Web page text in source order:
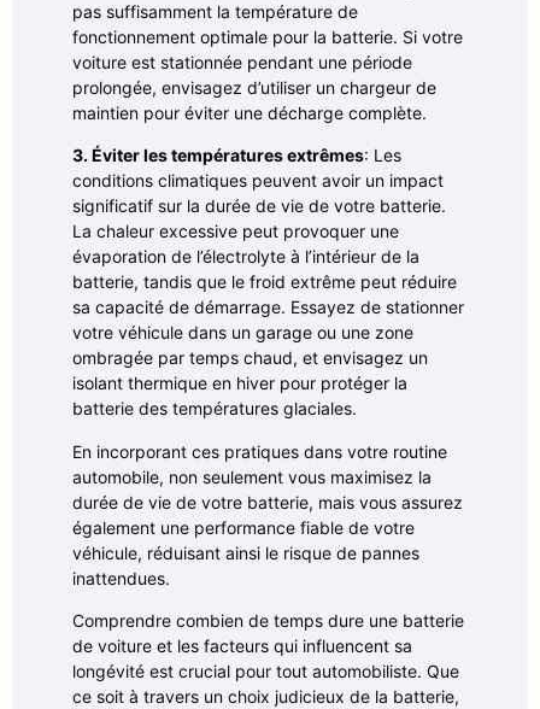
pas suffisamment la température de
fonctionnement optimale pour la batterie. Si votre
voiture est stationnée pendant une période
prolongée, envisagez d’utiliser un chargeur de
maintien pour éviter une décharge complète.
3. Éviter les températures extrêmes: Les
conditions climatiques peuvent avoir un impact
significatif sur la durée de vie de votre batterie.
La chaleur excessive peut provoquer une
évaporation de l’électrolyte à l’intérieur de la
batterie, tandis que le froid extrême peut réduire
sa capacité de démarrage. Essayez de stationner
votre véhicule dans un garage ou une zone
ombragée par temps chaud, et envisagez un
isolant thermique en hiver pour protéger la
batterie des températures glaciales.
En incorporant ces pratiques dans votre routine
automobile, non seulement vous maximisez la
durée de vie de votre batterie, mais vous assurez
également une performance fiable de votre
véhicule, réduisant ainsi le risque de pannes
inattendues.
Comprendre combien de temps dure une batterie
de voiture et les facteurs qui influencent sa
longévité est crucial pour tout automobiliste. Que
ce soit à travers un choix judicieux de la batterie,